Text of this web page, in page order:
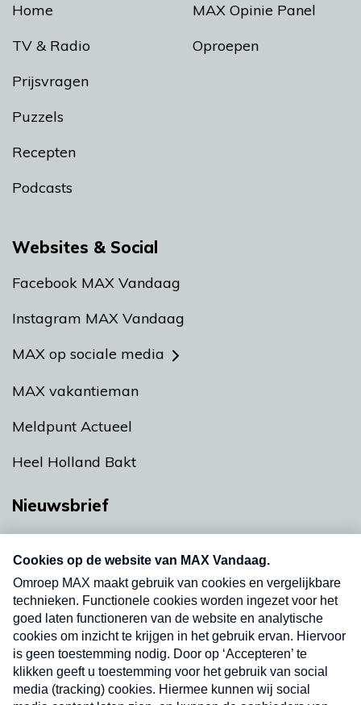
Home
TV & Radio
Prijsvragen
Puzzels
Recepten
Podcasts
MAX Opinie Panel
Oproepen
Websites & Social
Facebook MAX Vandaag
Instagram MAX Vandaag
MAX op sociale media
MAX vakantieman
Meldpunt Actueel
Heel Holland Bakt
Nieuwsbrief
nieuwsbrief. Elke vrijdag- en dinsdagochtend in
uw mailbox.
Verzend